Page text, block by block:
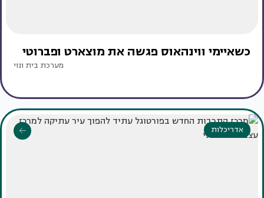
כשאיימי ווינהאוס פגשה את מוצארט ופברוטי
מערכת בית ונוי
אדריכלות